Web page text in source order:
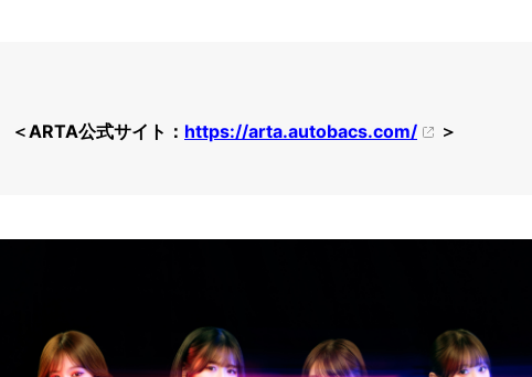
＜ARTA公式サイト： https://arta.autobacs.com/ ＞